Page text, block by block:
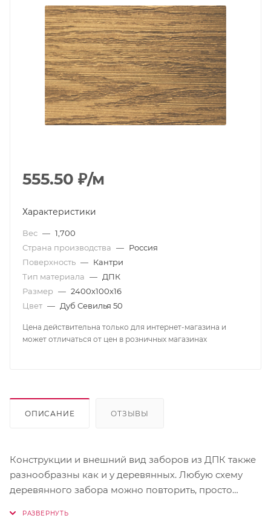
555.50 ₽/м
Характеристики
Вес — 1,700
Страна производства — Россия
Поверхность — Кантри
Тип материала — ДПК
Размер — 2400х100х16
Цвет — Дуб Севилья 50
Цена действительна только для интернет-магазина и
может отличаться от цен в розничных магазинах
ОПИСАНИЕ ОТЗЫВЫ
Конструкции и внешний вид заборов из ДПК также
разнообразны как и у деревянных. Любую схему
деревянного забора можно повторить, просто